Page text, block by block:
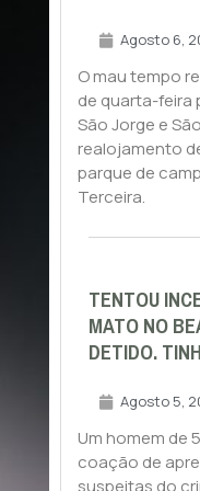
Agosto 6,
O mau tempo
de quarta-feira
São Jorge e
realojamento
parque de
Terceira.
TENTOU
MATO NO
DETIDO.
Agosto 5,
Um homem de
coação de